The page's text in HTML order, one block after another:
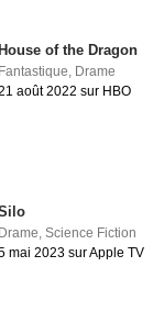
House of the Dragon
Fantastique, Drame
août 2022 sur HBO
Drame, Science Fiction
mai 2023 sur Apple TV